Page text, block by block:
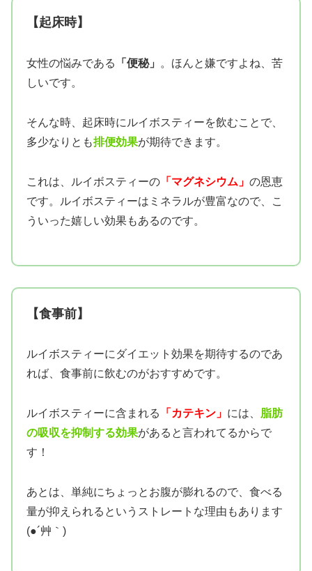
【起床時】
女性の悩みである 「便秘」
。ほんと嫌ですよね、苦
しいです。
そんな時、起床時にルイボスティーを飲むことで、
多少なりとも排便効果が期待できます。
これは、ルイボスティーの 「マグネシウム」 の恩恵
です。ルイボスティーはミネラルが豊富なので、こ
ういった嬉しい効果もあるのです。
【食事前】
ルイボスティーにダイエット効果を期待するのであ
れば、食事前に飲むのがおすすめです。
ルイボスティーに含まれる 「カテキン」 には、 脂肪
の吸収を抑制する効果があると言われてるからで
す！
あとは、単純にちょっとお腹が膨れるので、食べる
量が抑えられるというストレートな理由もあります
(●´艸｀)